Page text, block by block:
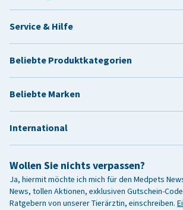
Wollen Sie nichts verpassen?
Ja, hiermit möchte ich mich für den Medpets
News, tollen Aktionen, exklusiven Gutschein-
Ratgebern von unserer Tierärztin, einschreiben.
Service & Hilfe
Beliebte Produktkategorien
Beliebte Marken
International